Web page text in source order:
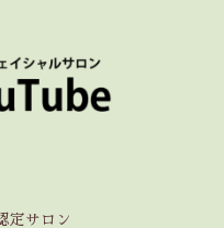
定サロン